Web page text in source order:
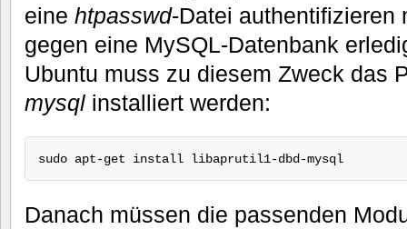
eine htpasswd-Datei authentifizieren
gegen eine MySQL-Datenbank
Ubuntu muss zu diesem Zweck das
mysql installiert werden:
sudo apt-get install libaprutil1-dbd-mysql
Danach müssen die passenden